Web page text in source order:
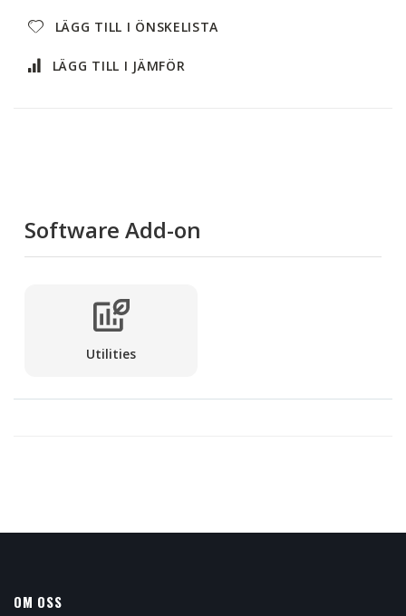
LÄGG TILL I ÖNSKELISTA
LÄGG TILL I JÄMFÖR
Software Add-on
Utilities
OM OSS